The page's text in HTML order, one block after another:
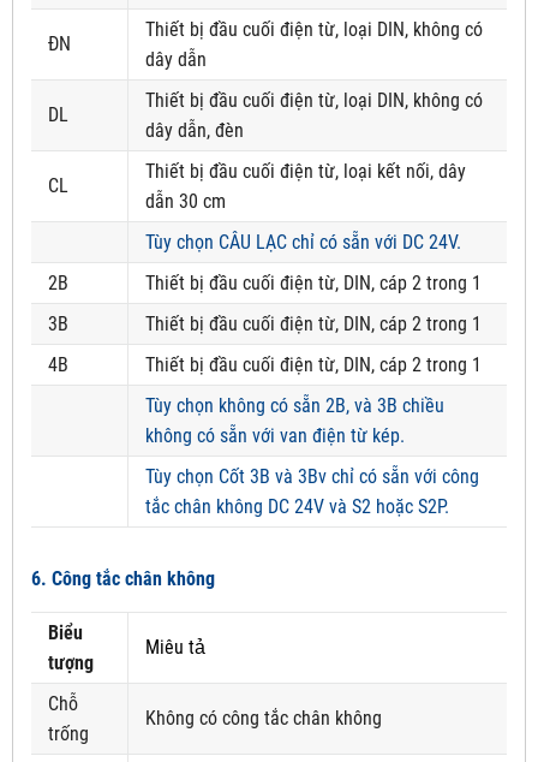
ĐN
Thiết bị đầu cuối điện từ, loại DIN, không có
dây dẫn
DL
Thiết bị đầu cuối điện từ, loại DIN, không có
dây dẫn, đèn
CL
Thiết bị đầu cuối điện từ, loại kết nối, dây
dẫn 30 cm
Tùy chọn CÂU LẠC chỉ có sẵn với DC 24V.
2B
Thiết bị đầu cuối điện từ, DIN, cáp 2 trong 1
3B
Thiết bị đầu cuối điện từ, DIN, cáp 2 trong 1
4B
Thiết bị đầu cuối điện từ, DIN, cáp 2 trong 1
Tùy chọn không có sẵn 2B, và 3B chiều
không có sẵn với van điện từ kép.
Tùy chọn Cốt 3B và 3Bv chỉ có sẵn với công
tắc chân không DC 24V và S2 hoặc S2P.
6. Công tắc chân không
Biểu
tượng
Miêu tả
Chỗ
trống
Không có công tắc chân không